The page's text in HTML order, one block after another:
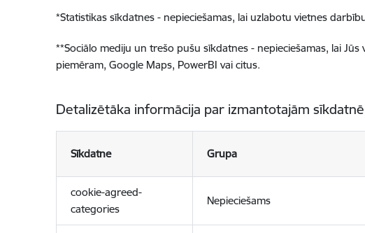
*Statistikas sīkdatnes - nepieciešamas, lai uzlabotu vietnes
**Sociālo mediju un trešo pušu sīkdatnes - nepieciešamas, lai
piemēram, Google Maps, PowerBI vai citus.
Detalizētāka informācija par izmantotajām
Sīkdatne Grupa
cookie-agreed-
categories
Nepieciešams